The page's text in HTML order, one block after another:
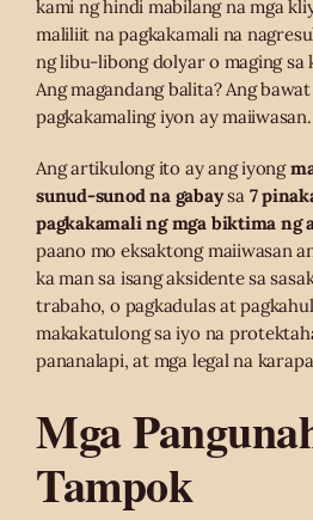
kami ng hindi mabilang na mga
maliliit na pagkakamali na
ng libu-libong dolyar o maging sa
Ang magandang balita? Ang
pagkakamaling iyon ay maiiwasan.
Ang artikulong ito ay ang iyong
sunud-sunod na gabaysa 7
pagkakamali ng mga biktima ng
paano mo eksaktong maiiwasan
ka man sa isang aksidente sa
trabaho, o pagkadulas at
makakatulong sa iyo na
pananalapi, at mga legal na
Mga
Tampok